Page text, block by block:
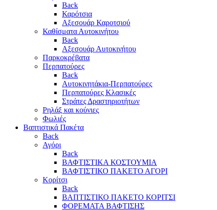
Back
Καρότσια
Αξεσουάρ Καροτσιού
Καθίσματα Αυτοκινήτου
Back
Αξεσουάρ Αυτοκινήτου
Παρκοκρέβατα
Περπατούρες
Back
Αυτοκινητάκια-Περπατούρες
Περπατούρες Κλασικές
Στράτες Δραστηριοτήτων
Ρηλάξ και κούνιες
Φωλιές
Βαπτιστικά Πακέτα
Back
Αγόρι
Back
ΒΑΦΤΙΣΤΙΚΑ ΚΟΣΤΟΥΜΙΑ
ΒΑΦΤΙΣΤΙΚΟ ΠΑΚΕΤΟ ΑΓΟΡΙ
Κορίτσι
Back
ΒΑΠΤΙΣΤΙΚΟ ΠΑΚΕΤΟ ΚΟΡΙΤΣΙ
ΦΟΡΕΜΑΤΑ ΒΑΦΤΙΣΗΣ